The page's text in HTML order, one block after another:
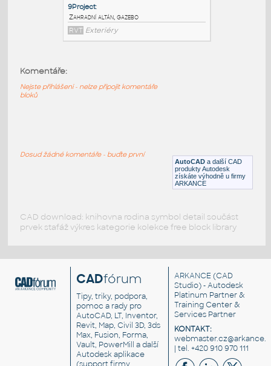
Zahradní altán, gazebo
RFA Exteriéry
RFA Exteriéry
AutoCAD a další CAD
produkty Autodesk
získáte výhodně u firmy
ARKANCE
Komentáře:
Nejste přihlášeni - nelze připojit komentáře
bloků
Dosud žádné komentáře - buďte první
CAD download: knihovna rodina symbol detail součást
prvek stafáž výkres kategorie kolekce free block library
CADfórum
Tipy, triky, podpora,
pomoc a rady pro
AutoCAD, LT, Inventor,
Revit, Map, Civil 3D, 3ds
Max, Fusion, Forma,
Vault, PowerMill a další
Autodesk aplikace
ARKANCE (CAD
Studio) - Autodesk
Platinum Partner &
Training Center &
Services Partner
KONTAKT:
| tel. +420 910 970 111